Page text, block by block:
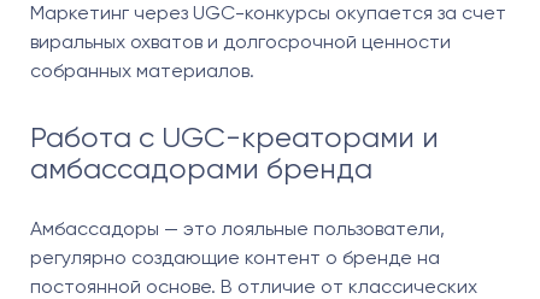
Маркетинг через UGC-конкурсы окупается за счет
виральных охватов и долгосрочной ценности
собранных материалов.
Работа с UGC-креаторами и
амбассадорами бренда
Амбассадоры — это лояльные пользователи,
регулярно создающие контент о бренде на
постоянной основе. В отличие от классических